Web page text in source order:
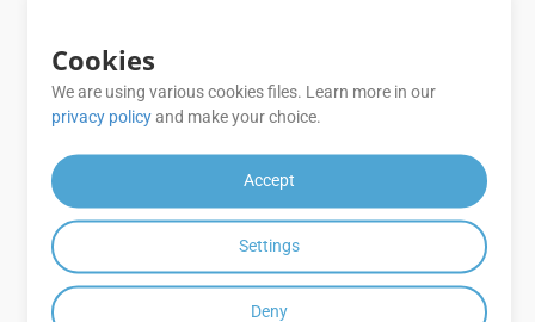
החל מברשת רקע ויישור טקסט על חתימות טקסט
אמת טקסט וחתימות דיגיטליות עבור מסמכי PDF,
אמת חתימות ברקוד וקוד QR עבור כל פורמטי
המסמכים הנתמכים באמצעות קובץ או באמצעות
כתובת URL
Cookies
We are using various cookies files. Learn more in our
privacy policyand make your choice.
Accept
Settings
Deny